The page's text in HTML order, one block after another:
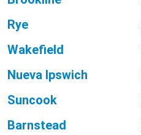
Rye
Wakefield
Nueva Ipswich
Suncook
Barnstead